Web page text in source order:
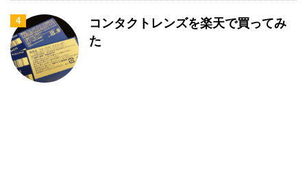
4
コンタクトレンズを楽天で買ってみ
た